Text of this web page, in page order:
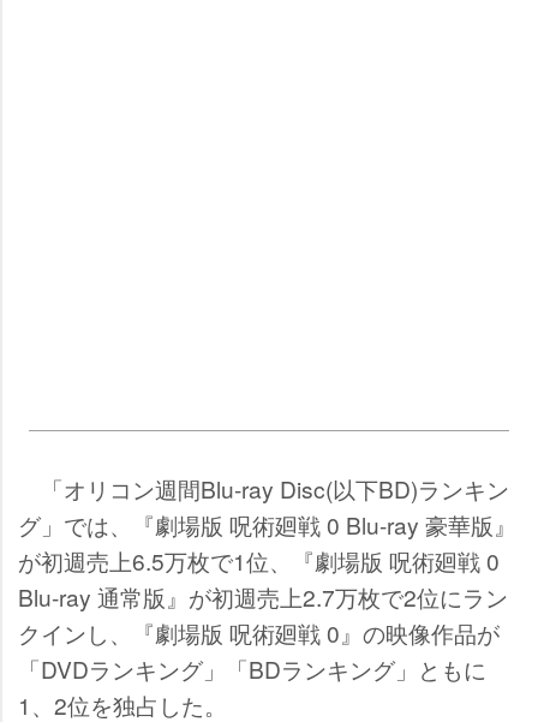
「オリコン週間Blu-ray Disc(以下BD)ランキン
グ」では、『劇場版 呪術廻戦 0 Blu-ray 豪華版』
が初週売上6.5万枚で1位、『劇場版 呪術廻戦 0
Blu-ray 通常版』が初週売上2.7万枚で2位にラン
クインし、『劇場版 呪術廻戦 0』の映像作品が
「DVDランキング」「BDランキング」ともに
1、2位を独占した。